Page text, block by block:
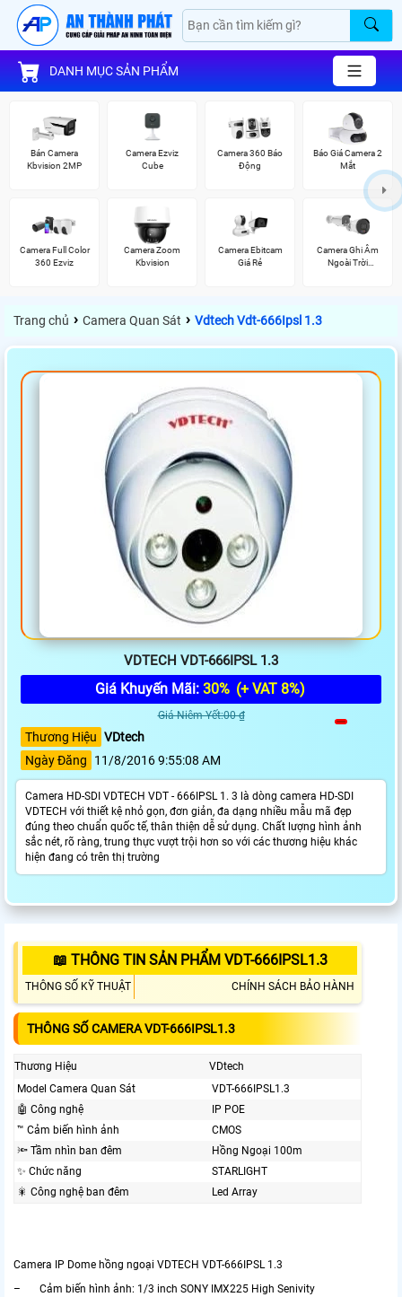
DANH MỤC SẢN PHẨM
Bán Camera
Kbvision 2MP
Camera Ezviz
Cube
Camera 360 Báo
Động
Báo Giá Camera 2
Mắt
Camera Full Color
360 Ezviz
Camera Zoom
Kbvision
Camera Ebitcam
Giá Rẻ
Camera Ghi Âm
Ngoài Trời
Trang chủ › Camera Quan Sát › Vdtech Vdt-666Ipsl 1.3
VDTECH VDT-666IPSL 1.3
Giá Khuyến Mãi: 30% (+ VAT 8%)
Giá Niêm Yết:00 ₫
Thương Hiệu VDtech
Ngày Đăng
11/8/2016 9:55:08 AM
Camera HD-SDI VDTECH VDT - 666IPSL 1. 3 là dòng camera HD-SDI
VDTECH với thiết kệ nhỏ gọn, đơn giản, đa dạng nhiều mẫu mã đẹp
đúng theo chuẩn quốc tế, thân thiện dễ sử dụng. Chất lượng hình ảnh
sắc nét, rõ ràng, trung thực vượt trội hơn so với các thương hiệu khác
hiện đang có trên thị trường
📖 THÔNG TIN SẢN PHẨM VDT-666IPSL1.3
THÔNG SỐ KỸ THUẬT CHÍNH SÁCH BẢO HÀNH
THÔNG SỐ CAMERA VDT-666IPSL1.3
Thương Hiệu
VDtech
Model Camera Quan Sát
VDT-666IPSL1.3
🤖️ Công nghệ
IP POE
™️ Cảm biến hình ảnh
CMOS
🔦 Tầm nhìn ban đêm
Hồng Ngoại 100m
✨ Chức năng
STARLIGHT
🎇 Công nghệ ban đêm
Led Array
Camera IP Dome hồng ngoại VDTECH VDT-666IPSL 1.3
– Cảm biến hình ảnh: 1/3 inch SONY IMX225 High Senivity